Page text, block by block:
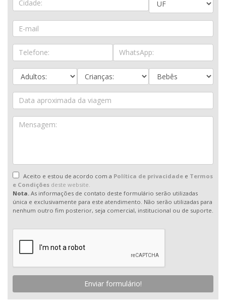
Aceito e estou de acordo com a Política de privacidadee Termos
e Condições deste website.
Nota. As informações de contato deste formulário serão utilizadas
única e exclusivamente para este atendimento. Não serão utilizadas para
nenhum outro fim posterior, seja comercial, institucional ou de suporte.
Enviar formulário!